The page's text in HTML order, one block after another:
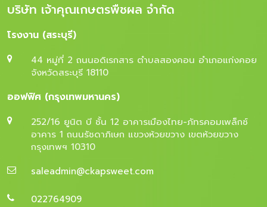
บริษัท เจ้าคุณเกษตรพืชผล จำกัด
โรงงาน (สระบุรี)
44 หมู่ที่ 2 ถนนอดิเรกสาร ตำบลสองคอน อำเภอแก่งคอย
จังหวัดสระบุรี 18110
ออฟฟิศ (กรุงเทพมหานคร)
252/16 ยูนิต บี ชั้น 12 อาคารเมืองไทย-ภัทรคอมเพล็กซ์
อาคาร 1 ถนนรัชดาภิเษก แขวงห้วยขวาง เขตห้วยขวาง
กรุงเทพฯ 10310
saleadmin@ckapsweet.com
022764909